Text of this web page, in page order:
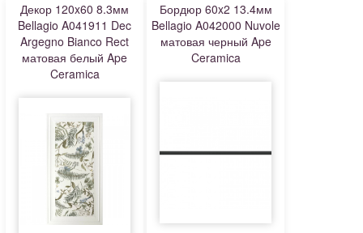
Декор 120x60 8.3мм
Bellagio A041911 Dec
Argegno Bianco Rect
матовая белый Ape
Ceramica
Бордюр 60x2 13.4мм
Bellagio A042000 Nuvole
матовая черный Ape
Ceramica